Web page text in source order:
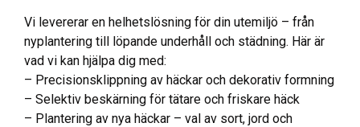
Vi levererar en helhetslösning för din utemiljö – från
nyplantering till löpande underhåll och städning. Här är
vad vi kan hjälpa dig med:
– Precisionsklippning av häckar och dekorativ formning
– Selektiv beskärning för tätare och friskare häck
– Plantering av nya häckar – val av sort, jord och